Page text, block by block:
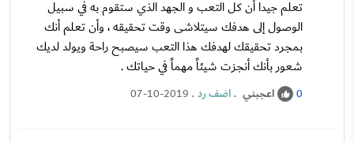
تعلم جيدا أن كل التعب و الجهد الذي ستقوم به في سبيل
الوصول إلى هدفك سيتلاشى وقت تحقيقه ، وأن تعلم أنك
بمجرد تحقيقك لهدفك هذا التعب سيصبح راحة ويولد لديك
شعور بأنك أنجزت شيئاً مهماً في حياتك .
0 اعجبني .اضف رد.
07-10-2019